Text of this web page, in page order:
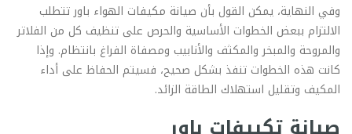
وفي النهاية، يمكن القول بأن صيانة مكيفات الهواء باور تتطلب
الالتزام ببعض الخطوات الأساسية والحرص على تنظيف كل من الفلاتر
والمروحة والمبخر والمكثف والأنابيب ومصفاة الفراغ بانتظام. وإذا
كانت هذه الخطوات تنفذ بشكل صحيح، فسيتم الحفاظ على أداء
المكيف وتقليل استهلاك الطاقة الزائد.